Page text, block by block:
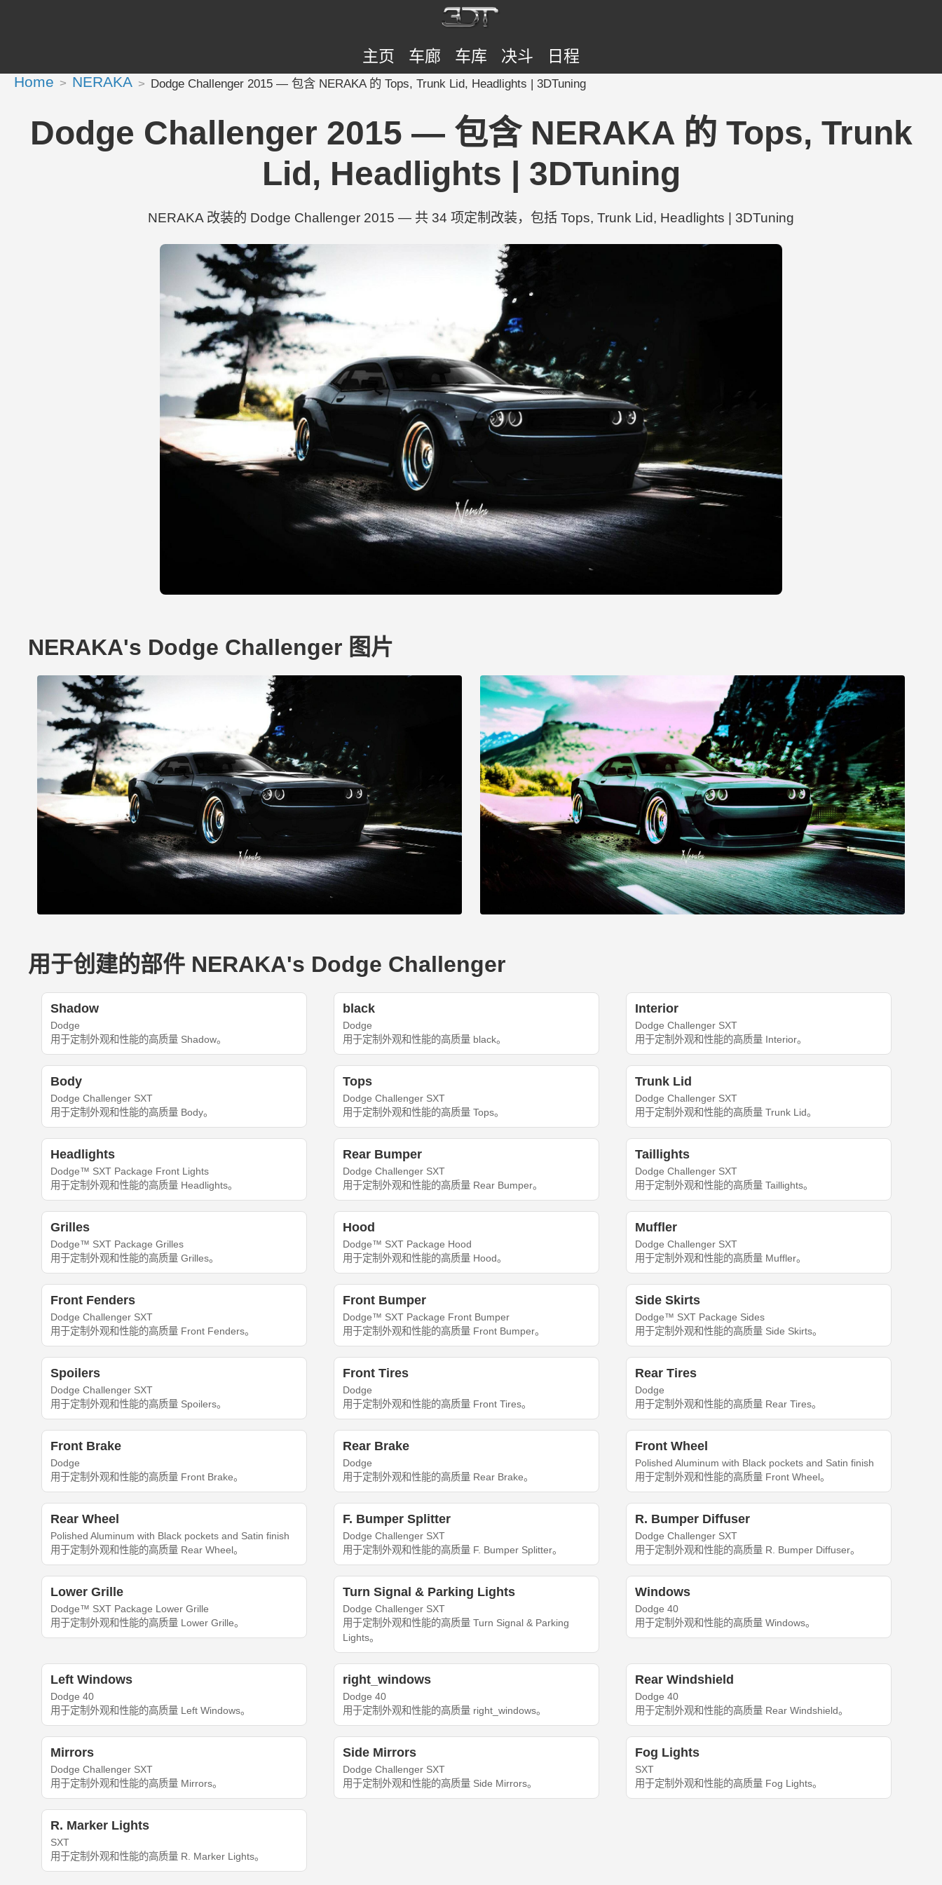
主页 车廊 车库 决斗 日程
Home NERAKA Dodge Challenger 2015 — 包含 NERAKA 的 Tops, Trunk Lid, Headlights | 3DTuning
Dodge Challenger 2015 — 包含 NERAKA 的 Tops, Trunk
Lid, Headlights | 3DTuning
NERAKA 改装的 Dodge Challenger 2015 — 共 34 项定制改装，包括 Tops, Trunk Lid, Headlights | 3DTuning
NERAKA's Dodge Challenger 图片
用于创建的部件 NERAKA's Dodge Challenger
Shadow
Dodge
用于定制外观和性能的高质量 Shadow。
black
Dodge
用于定制外观和性能的高质量 black。
Interior
Dodge Challenger SXT
用于定制外观和性能的高质量 Interior。
Body
Dodge Challenger SXT
用于定制外观和性能的高质量 Body。
Tops
Dodge Challenger SXT
用于定制外观和性能的高质量 Tops。
Trunk Lid
Dodge Challenger SXT
用于定制外观和性能的高质量 Trunk Lid。
Headlights
Dodge™ SXT Package Front Lights
用于定制外观和性能的高质量 Headlights。
Rear Bumper
Dodge Challenger SXT
用于定制外观和性能的高质量 Rear Bumper。
Taillights
Dodge Challenger SXT
用于定制外观和性能的高质量 Taillights。
Grilles
Dodge™ SXT Package Grilles
用于定制外观和性能的高质量 Grilles。
Hood
Dodge™ SXT Package Hood
用于定制外观和性能的高质量 Hood。
Muffler
Dodge Challenger SXT
用于定制外观和性能的高质量 Muffler。
Front Fenders
Dodge Challenger SXT
用于定制外观和性能的高质量 Front Fenders。
Front Bumper
Dodge™ SXT Package Front Bumper
用于定制外观和性能的高质量 Front Bumper。
Side Skirts
Dodge™ SXT Package Sides
用于定制外观和性能的高质量 Side Skirts。
Spoilers
Dodge Challenger SXT
用于定制外观和性能的高质量 Spoilers。
Front Tires
Dodge
用于定制外观和性能的高质量 Front Tires。
Rear Tires
Dodge
用于定制外观和性能的高质量 Rear Tires。
Front Brake
Dodge
用于定制外观和性能的高质量 Front Brake。
Rear Brake
Dodge
用于定制外观和性能的高质量 Rear Brake。
Front Wheel
Polished Aluminum with Black pockets and Satin finish
用于定制外观和性能的高质量 Front Wheel。
Rear Wheel
Polished Aluminum with Black pockets and Satin finish
用于定制外观和性能的高质量 Rear Wheel。
F. Bumper Splitter
Dodge Challenger SXT
用于定制外观和性能的高质量 F. Bumper Splitter。
R. Bumper Diffuser
Dodge Challenger SXT
用于定制外观和性能的高质量 R. Bumper Diffuser。
Lower Grille
Dodge™ SXT Package Lower Grille
用于定制外观和性能的高质量 Lower Grille。
Turn Signal & Parking Lights
Dodge Challenger SXT
用于定制外观和性能的高质量 Turn Signal & Parking
Lights。
Windows
Dodge 40
用于定制外观和性能的高质量 Windows。
Left Windows
Dodge 40
用于定制外观和性能的高质量 Left Windows。
right_windows
Dodge 40
用于定制外观和性能的高质量 right_windows。
Rear Windshield
Dodge 40
用于定制外观和性能的高质量 Rear Windshield。
Mirrors
Dodge Challenger SXT
用于定制外观和性能的高质量 Mirrors。
Side Mirrors
Dodge Challenger SXT
用于定制外观和性能的高质量 Side Mirrors。
Fog Lights
SXT
用于定制外观和性能的高质量 Fog Lights。
R. Marker Lights
SXT
用于定制外观和性能的高质量 R. Marker Lights。